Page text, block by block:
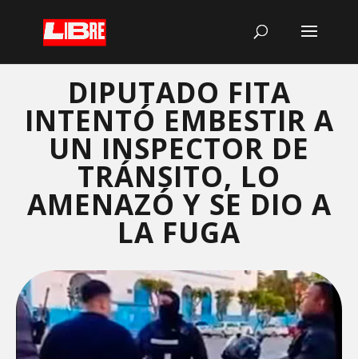
DIPUTADO FITA
INTENTÓ EMBESTIR A
UN INSPECTOR DE
TRÁNSITO, LO
AMENAZÓ Y SE DIO A
LA FUGA